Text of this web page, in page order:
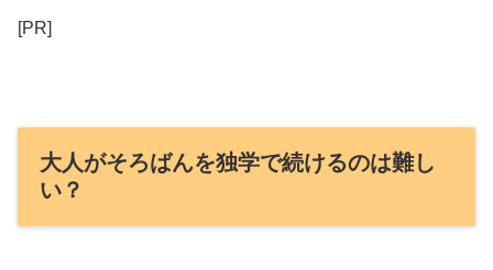
[PR]
大人がそろばんを独学で続けるのは難し
い？